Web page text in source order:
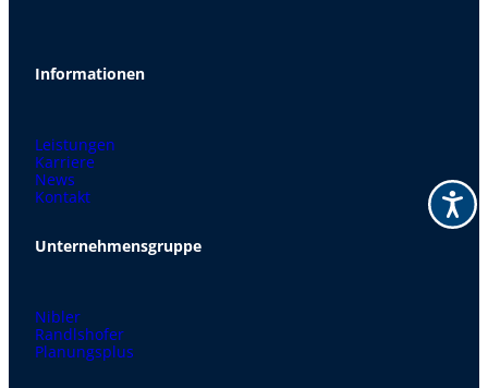
Informationen
Leistungen
Karriere
News
Kontakt
Unternehmensgruppe
Nibler
Randlshofer
Planungsplus